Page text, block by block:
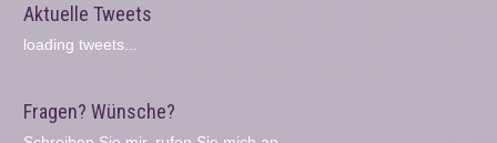
Aktuelle Tweets
loading tweets...
Fragen? Wünsche?